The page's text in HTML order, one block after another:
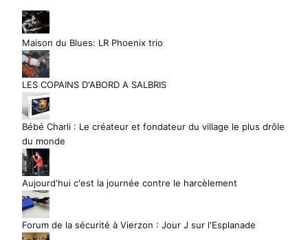
Maison du Blues: LR Phoenix trio
LES COPAINS D'ABORD A SALBRIS
Bébé Charli : Le créateur et fondateur du village le plus drôle
du monde
Aujourd'hui c'est la journée contre le harcèlement
Forum de la sécurité à Vierzon : Jour J sur l'Esplanade